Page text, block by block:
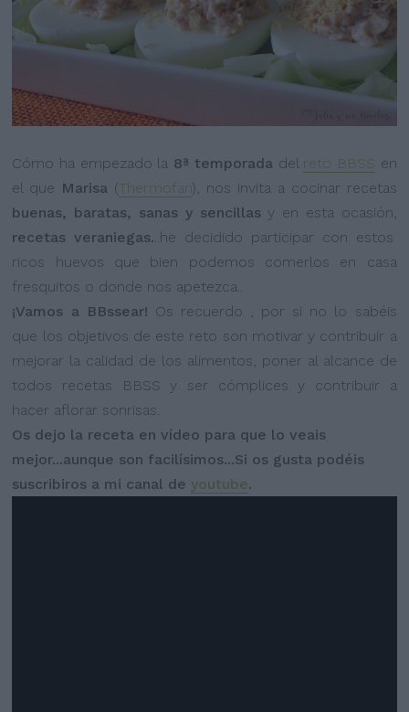
Cómo ha empezado la 8ª temporadadel reto BBSS en
el que Marisa (Thermofan), nos invita a cocinar recetas
buenas, baratas, sanas y sencillas y en esta ocasión,
recetas veraniegas...he decidido participar con estos
ricos huevos que bien podemos comerlos en casa
fresquitos o donde nos apetezca..
¡Vamos a BBssear! Os recuerdo , por si no lo sabéis
que los objetivos de este reto son motivar y contribuir a
mejorar la calidad de los alimentos, poner al alcance de
todos recetas BBSS y ser cómplices y contribuir a
hacer aflorar sonrisas.
Os dejo la receta en vídeo para que lo veais
mejor...aunque son facilísimos...Si os gusta podéis
suscribiros a mi canal de youtube.